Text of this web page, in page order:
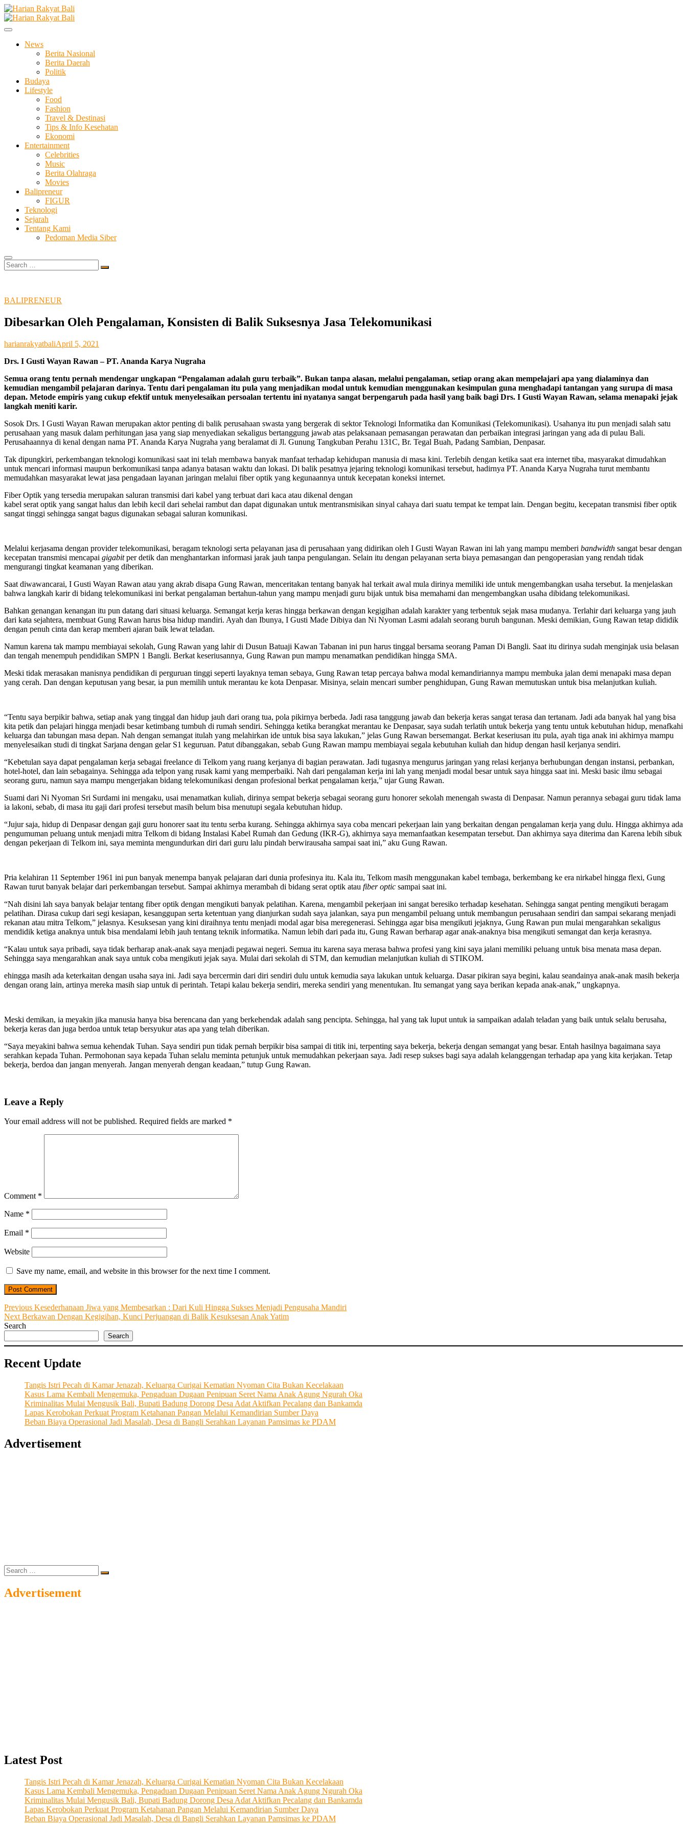
Skip
to
content
Harian Rakyat Bali
Membangun Semangat Kehidupan dan Berbangsa
News
Berita Nasional
Berita Daerah
Politik
Budaya
Lifestyle
Food
Fashion
Travel & Destinasi
Tips & Info Kesehatan
Ekonomi
Entertainment
Celebrities
Music
Berita Olahraga
Movies
Balipreneur
FIGUR
Teknologi
Sejarah
Tentang Kami
Pedoman Media Siber
Search
…
BALIPRENEUR
Dibesarkan Oleh Pengalaman, Konsisten di Balik Suksesnya Jasa Telekomunikasi
harianrakyatbaliApril 5, 2021
Drs. I Gusti Wayan Rawan – PT. Ananda Karya Nugraha
Semua orang tentu pernah mendengar ungkapan “Pengalaman adalah guru terbaik”. Bukan tanpa alasan, melalui pengalaman, setiap orang akan mempelajari apa yang dialaminya dan
kemudian mengambil pelajaran darinya. Tentu dari pengalaman itu pula yang menjadikan modal untuk kemudian menggunakan kesimpulan guna menghadapi tantangan yang surupa di masa
depan. Metode empiris yang cukup efektif untuk menyelesaikan persoalan tertentu ini nyatanya sangat berpengaruh pada hasil yang baik bagi Drs. I Gusti Wayan Rawan, selama menapaki jejak
langkah meniti karir.
Sosok Drs. I Gusti Wayan Rawan merupakan aktor penting di balik perusahaan swasta yang bergerak di sektor Teknologi Informatika dan Komunikasi (Telekomunikasi). Usahanya itu pun menjadi salah satu
perusahaan yang masuk dalam perhitungan jasa yang siap menyediakan sekaligus bertanggung jawab atas pelaksanaan pemasangan perawatan dan perbaikan integrasi jaringan yang ada di pulau Bali.
Perusahaannya di kenal dengan nama PT. Ananda Karya Nugraha yang beralamat di Jl. Gunung Tangkuban Perahu 131C, Br. Tegal Buah, Padang Sambian, Denpasar.
Tak dipungkiri, perkembangan teknologi komunikasi saat ini telah membawa banyak manfaat terhadap kehidupan manusia di masa kini. Terlebih dengan ketika saat era internet tiba, masyarakat dimudahkan
untuk mencari informasi maupun berkomunikasi tanpa adanya batasan waktu dan lokasi. Di balik pesatnya jejaring teknologi komunikasi tersebut, hadirnya PT. Ananda Karya Nugraha turut membantu
memudahkan masyarakat lewat jasa pengadaan layanan jaringan melalui fiber optik yang kegunaannya untuk kecepatan koneksi internet.
Fiber Optik yang tersedia merupakan saluran transmisi dari kabel yang terbuat dari kaca atau dikenal dengan
kabel serat optik yang sangat halus dan lebih kecil dari sehelai rambut dan dapat digunakan untuk mentransmisikan sinyal cahaya dari suatu tempat ke tempat lain. Dengan begitu, kecepatan transmisi fiber optik
sangat tinggi sehingga sangat bagus digunakan sebagai saluran komunikasi.
Melalui kerjasama dengan provider telekomunikasi, beragam teknologi serta pelayanan jasa di perusahaan yang didirikan oleh I Gusti Wayan Rawan ini lah yang mampu memberi bandwidth sangat besar dengan
kecepatan transmisi mencapai gigabitper detik dan menghantarkan informasi jarak jauh tanpa pengulangan. Selain itu dengan pelayanan serta biaya pemasangan dan pengoperasian yang rendah tidak
mengurangi tingkat keamanan yang diberikan.
Saat diwawancarai, I Gusti Wayan Rawan atau yang akrab disapa Gung Rawan, menceritakan tentang banyak hal terkait awal mula dirinya memiliki ide untuk mengembangkan usaha tersebut. Ia menjelaskan
bahwa langkah karir di bidang telekomunikasi ini berkat pengalaman bertahun-tahun yang mampu menjadi guru bijak untuk bisa memahami dan mengembangkan usaha dibidang telekomunikasi.
Bahkan genangan kenangan itu pun datang dari situasi keluarga. Semangat kerja keras hingga berkawan dengan kegigihan adalah karakter yang terbentuk sejak masa mudanya. Terlahir dari keluarga yang jauh
dari kata sejahtera, membuat Gung Rawan harus bisa hidup mandiri. Ayah dan Ibunya, I Gusti Made Dibiya dan Ni Nyoman Lasmi adalah seorang buruh bangunan. Meski demikian, Gung Rawan tetap dididik
dengan penuh cinta dan kerap memberi ajaran baik lewat teladan.
Namun karena tak mampu membiayai sekolah, Gung Rawan yang lahir di Dusun Batuaji Kawan Tabanan ini pun harus tinggal bersama seorang Paman Di Bangli. Saat itu dirinya sudah menginjak usia belasan
dan tengah menempuh pendidikan SMPN 1 Bangli. Berkat keseriusannya, Gung Rawan pun mampu menamatkan pendidikan hingga SMA.
Meski tidak merasakan manisnya pendidikan di perguruan tinggi seperti layaknya teman sebaya, Gung Rawan tetap percaya bahwa modal kemandiriannya mampu membuka jalan demi menapaki masa depan
yang cerah. Dan dengan keputusan yang besar, ia pun memilih untuk merantau ke kota Denpasar. Misinya, selain mencari sumber penghidupan, Gung Rawan memutuskan untuk bisa melanjutkan kuliah.
“Tentu saya berpikir bahwa, setiap anak yang tinggal dan hidup jauh dari orang tua, pola pikirnya berbeda. Jadi rasa tanggung jawab dan bekerja keras sangat terasa dan tertanam. Jadi ada banyak hal yang bisa
kita petik dan pelajari hingga menjadi besar ketimbang tumbuh di rumah sendiri. Sehingga ketika berangkat merantau ke Denpasar, saya sudah terlatih untuk bekerja yang tentu untuk kebutuhan hidup, menafkahi
keluarga dan tabungan masa depan. Nah dengan semangat itulah yang melahirkan ide untuk bisa saya lakukan,” jelas Gung Rawan bersemangat. Berkat keseriusan itu pula, ayah tiga anak ini akhirnya mampu
menyelesaikan studi di tingkat Sarjana dengan gelar S1 keguruan. Patut dibanggakan, sebab Gung Rawan mampu membiayai segala kebutuhan kuliah dan hidup dengan hasil kerjanya sendiri.
“Kebetulan saya dapat pengalaman kerja sebagai freelance di Telkom yang ruang kerjanya di bagian perawatan. Jadi tugasnya mengurus jaringan yang relasi kerjanya berhubungan dengan instansi, perbankan,
hotel-hotel, dan lain sebagainya. Sehingga ada telpon yang rusak kami yang memperbaiki. Nah dari pengalaman kerja ini lah yang menjadi modal besar untuk saya hingga saat ini. Meski basic ilmu sebagai
seorang guru, namun saya mampu mengerjakan bidang telekomunikasi dengan profesional berkat pengalaman kerja,” ujar Gung Rawan.
Suami dari Ni Nyoman Sri Surdami ini mengaku, usai menamatkan kuliah, dirinya sempat bekerja sebagai seorang guru honorer sekolah menengah swasta di Denpasar. Namun perannya sebagai guru tidak lama
ia lakoni, sebab, di masa itu gaji dari profesi tersebut masih belum bisa menutupi segala kebutuhan hidup.
“Jujur saja, hidup di Denpasar dengan gaji guru honorer saat itu tentu serba kurang. Sehingga akhirnya saya coba mencari pekerjaan lain yang berkaitan dengan pengalaman kerja yang dulu. Hingga akhirnya ada
pengumuman peluang untuk menjadi mitra Telkom di bidang Instalasi Kabel Rumah dan Gedung (IKR-G), akhirnya saya memanfaatkan kesempatan tersebut. Dan akhirnya saya diterima dan Karena lebih sibuk
dengan pekerjaan di Telkom ini, saya meminta mengundurkan diri dari guru lalu pindah berwirausaha sampai saat ini,” aku Gung Rawan.
Pria kelahiran 11 September 1961 ini pun banyak menempa banyak pelajaran dari dunia profesinya itu. Kala itu, Telkom masih menggunakan kabel tembaga, berkembang ke era nirkabel hingga flexi, Gung
Rawan turut banyak belajar dari perkembangan tersebut. Sampai akhirnya merambah di bidang serat optik atau fiber optic sampai saat ini.
“Nah disini lah saya banyak belajar tentang fiber optik dengan mengikuti banyak pelatihan. Karena, mengambil pekerjaan ini sangat beresiko terhadap kesehatan. Sehingga sangat penting mengikuti beragam
pelatihan. Dirasa cukup dari segi kesiapan, kesanggupan serta ketentuan yang dianjurkan sudah saya jalankan, saya pun mengambil peluang untuk membangun perusahaan sendiri dan sampai sekarang menjadi
rekanan atau mitra Telkom,” jelasnya. Kesuksesan yang kini diraihnya tentu menjadi modal agar bisa meregenerasi. Sehingga agar bisa mengikuti jejaknya, Gung Rawan pun mulai mengarahkan sekaligus
mendidik ketiga anaknya untuk bisa mendalami lebih jauh tentang teknik informatika. Namun lebih dari pada itu, Gung Rawan berharap agar anak-anaknya bisa mengikuti semangat dan kerja kerasnya.
“Kalau untuk saya pribadi, saya tidak berharap anak-anak saya menjadi pegawai negeri. Semua itu karena saya merasa bahwa profesi yang kini saya jalani memiliki peluang untuk bisa menata masa depan.
Sehingga saya mengarahkan anak saya untuk coba mengikuti jejak saya. Mulai dari sekolah di STM, dan kemudian melanjutkan kuliah di STIKOM.
ehingga masih ada keterkaitan dengan usaha saya ini. Jadi saya bercermin dari diri sendiri dulu untuk kemudia saya lakukan untuk keluarga. Dasar pikiran saya begini, kalau seandainya anak-anak masih bekerja
dengan orang lain, artinya mereka masih siap untuk di perintah. Tetapi kalau bekerja sendiri, mereka sendiri yang menentukan. Itu semangat yang saya berikan kepada anak-anak,” ungkapnya.
Meski demikan, ia meyakin jika manusia hanya bisa berencana dan yang berkehendak adalah sang pencipta. Sehingga, hal yang tak luput untuk ia sampaikan adalah teladan yang baik untuk selalu berusaha,
bekerja keras dan juga berdoa untuk tetap bersyukur atas apa yang telah diberikan.
“Saya meyakini bahwa semua kehendak Tuhan. Saya sendiri pun tidak pernah berpikir bisa sampai di titik ini, terpenting saya bekerja, bekerja dengan semangat yang besar. Entah hasilnya bagaimana saya
serahkan kepada Tuhan. Permohonan saya kepada Tuhan selalu meminta petunjuk untuk memudahkan pekerjaan saya. Jadi resep sukses bagi saya adalah kelanggengan terhadap apa yang kita kerjakan. Tetap
bekerja, berdoa dan jangan menyerah. Jangan menyerah dengan keadaan,” tutup Gung Rawan.
Leave a Reply
Your email address will not be published. Required fields are marked *
Comment *
Name *
Email *
Website
Save my name, email, and website in this browser for the next time I comment.
Post
navigation
Previous Previous
post:
Kesederhanaan Jiwa yang Membesarkan : Dari Kuli Hingga Sukses Menjadi Pengusaha Mandiri
Next Next
post:
Berkawan Dengan Kegigihan, Kunci Perjuangan di Balik Kesuksesan Anak Yatim
Search
Search
Recent Update
Tangis Istri Pecah di Kamar Jenazah, Keluarga Curigai Kematian Nyoman Cita Bukan Kecelakaan
Kasus Lama Kembali Mengemuka, Pengaduan Dugaan Penipuan Seret Nama Anak Agung Ngurah Oka
Kriminalitas Mulai Mengusik Bali, Bupati Badung Dorong Desa Adat Aktifkan Pecalang dan Bankamda
Lapas Kerobokan Perkuat Program Ketahanan Pangan Melalui Kemandirian Sumber Daya
Beban Biaya Operasional Jadi Masalah, Desa di Bangli Serahkan Layanan Pamsimas ke PDAM
Advertisement
Search
…
Advertisement
Latest Post
Tangis Istri Pecah di Kamar Jenazah, Keluarga Curigai Kematian Nyoman Cita Bukan Kecelakaan
Kasus Lama Kembali Mengemuka, Pengaduan Dugaan Penipuan Seret Nama Anak Agung Ngurah Oka
Kriminalitas Mulai Mengusik Bali, Bupati Badung Dorong Desa Adat Aktifkan Pecalang dan Bankamda
Lapas Kerobokan Perkuat Program Ketahanan Pangan Melalui Kemandirian Sumber Daya
Beban Biaya Operasional Jadi Masalah, Desa di Bangli Serahkan Layanan Pamsimas ke PDAM